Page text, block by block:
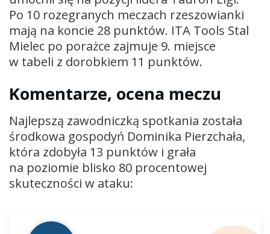
Po 10 rozegranych meczach rzeszowianki
mają na koncie 28 punktów. ITA Tools Stal
Mielec po porażce zajmuje 9. miejsce
w tabeli z dorobkiem 11 punktów.
Komentarze, ocena meczu
Najlepszą zawodniczką spotkania została
środkowa gospodyń Dominika Pierzchała,
która zdobyła 13 punktów i grała
na poziomie blisko 80 procentowej
skuteczności w ataku:
plików